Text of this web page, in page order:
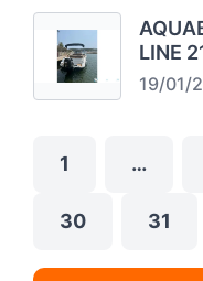
LINE
19/01/
1 …
30 31